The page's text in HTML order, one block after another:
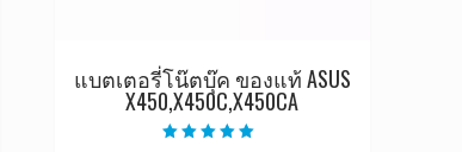
แบตเตอรี่โน๊ตบุ๊ค ของแท้ ASUS
X450,X450C,X450CA